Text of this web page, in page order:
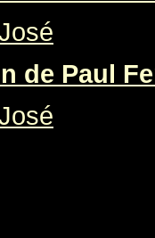
de Paul